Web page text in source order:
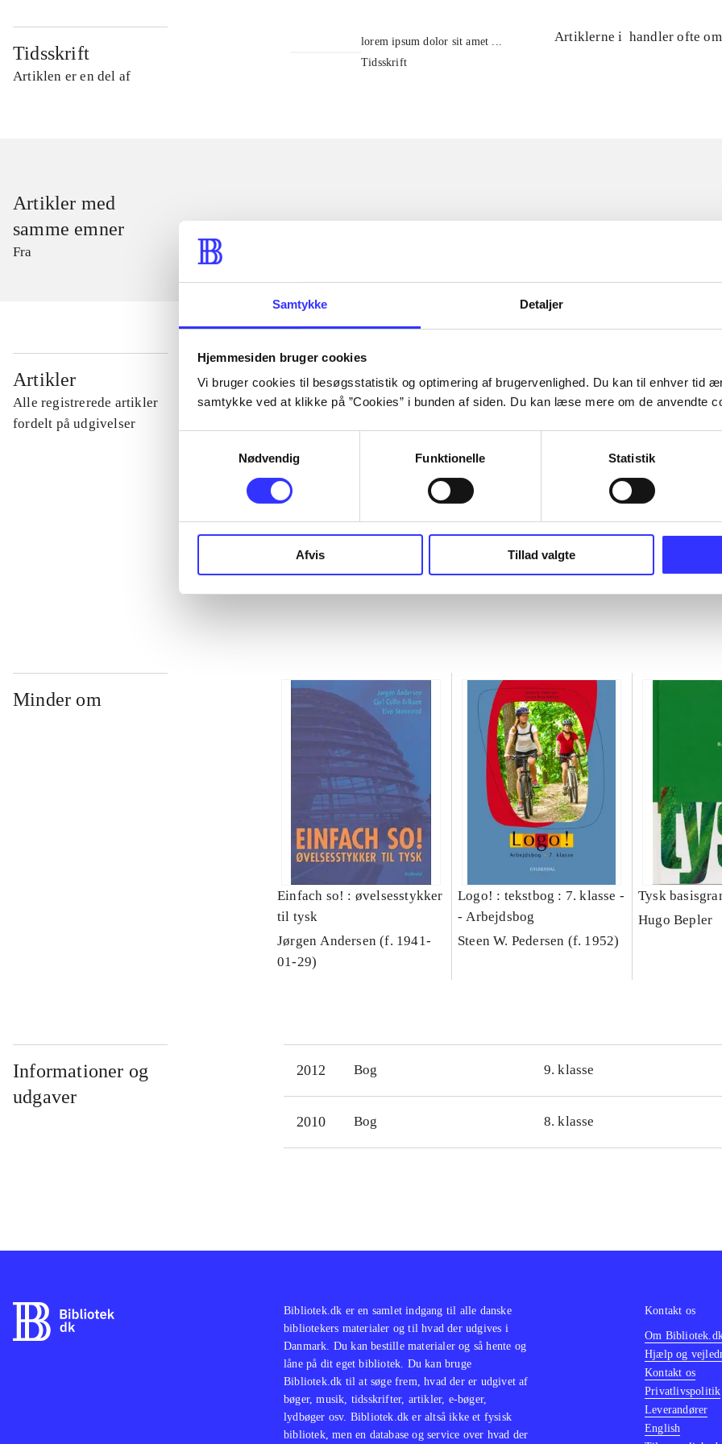
Samtykke Detaljer
Hjemmesiden bruger cookies
Vi bruger cookies til besøgsstatistik og optimering af brugervenlighed. Du kan til enhver tid
samtykke ved at klikke på ”Cookies” i bunden af siden. Du kan læse mere om de anvendte
Nødvendig
Funktionelle Statistik
Afvis Tillad valgte
Tidsskrift
Artiklen er en del af
lorem ipsum dolor sit amet ...
Tidsskrift
Artiklerne i handler ofte om
Artikler med
samme emner
Fra
Artikler
Alle registrerede artikler
fordelt på udgivelser
...
...
Minder om
Einfach so! : øvelsesstykker
til tysk
Jørgen Andersen (f. 1941-
01-29)
Logo! : tekstbog : 7. klasse -
- Arbejdsbog
Steen W. Pedersen (f. 1952)
Tysk
Hugo Bepler
Informationer og
udgaver
2012 Bog 9. klasse
2010 Bog 8. klasse
Bibliotek.dk er en samlet indgang til alle danske
bibliotekers materialer og til hvad der udgives i
Danmark. Du kan bestille materialer og så hente og
låne på dit eget bibliotek. Du kan bruge
Bibliotek.dk til at søge frem, hvad der er udgivet af
bøger, musik, tidsskrifter, artikler, e-bøger,
lydbøger osv. Bibliotek.dk er altså ikke et fysisk
bibliotek, men en database og service over hvad der
Kontakt os
Om
Hjælp og
Kontakt os
Privatlivspolitik
Leverandører
English